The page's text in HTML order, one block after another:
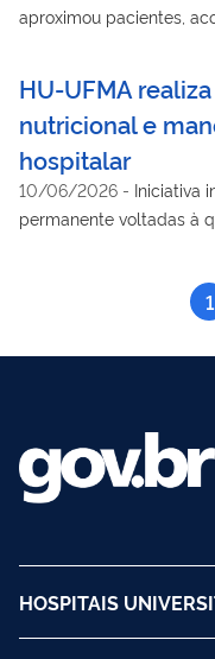
aproximou pacientes,
HU-UFMA
nutricional e
hospitalar
10/06/2026 - Iniciativa
permanente voltadas à
1
HOSPITAIS